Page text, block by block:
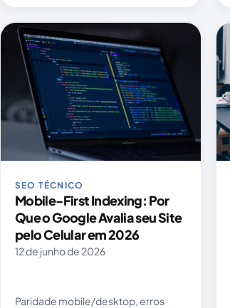
SEO TÉCNICO
Mobile-First Indexing: Por
Que o Google Avalia seu Site
pelo Celular em 2026
12 de junho de 2026
Paridade mobile/desktop, erros